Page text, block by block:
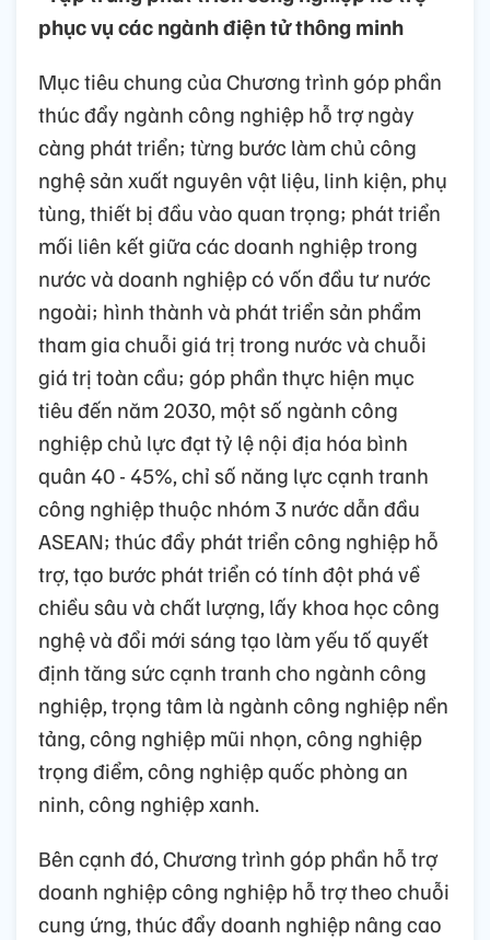
phục vụ các ngành điện tử thông minh
Mục tiêu chung của Chương trình góp phần
thúc đẩy ngành công nghiệp hỗ trợ ngày
càng phát triển; từng bước làm chủ công
nghệ sản xuất nguyên vật liệu, linh kiện, phụ
tùng, thiết bị đầu vào quan trọng; phát triển
mối liên kết giữa các doanh nghiệp trong
nước và doanh nghiệp có vốn đầu tư nước
ngoài; hình thành và phát triển sản phẩm
tham gia chuỗi giá trị trong nước và chuỗi
giá trị toàn cầu; góp phần thực hiện mục
tiêu đến năm 2030, một số ngành công
nghiệp chủ lực đạt tỷ lệ nội địa hóa bình
quân 40 - 45%, chỉ số năng lực cạnh tranh
công nghiệp thuộc nhóm 3 nước dẫn đầu
ASEAN; thúc đẩy phát triển công nghiệp hỗ
trợ, tạo bước phát triển có tính đột phá về
chiều sâu và chất lượng, lấy khoa học công
nghệ và đổi mới sáng tạo làm yếu tố quyết
định tăng sức cạnh tranh cho ngành công
nghiệp, trọng tâm là ngành công nghiệp nền
tảng, công nghiệp mũi nhọn, công nghiệp
trọng điểm, công nghiệp quốc phòng an
ninh, công nghiệp xanh.
Bên cạnh đó, Chương trình góp phần hỗ trợ
doanh nghiệp công nghiệp hỗ trợ theo chuỗi
cung ứng, thúc đẩy doanh nghiệp nâng cao